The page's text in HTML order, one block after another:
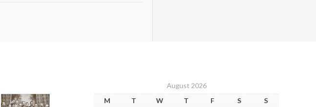
August 2026
M
T W T F S S